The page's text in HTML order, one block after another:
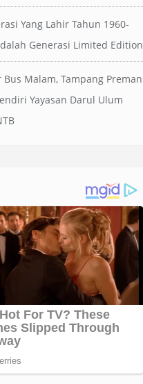
Yang Lahir Tahun 1960-
Generasi Limited Edition
Bus Malam, Tampang Preman
Yayasan Darul Ulum